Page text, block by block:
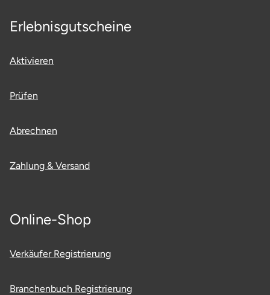
Erlebnisgutscheine
Aktivieren
Prüfen
Abrechnen
Zahlung & Versand
Online-Shop
Verkäufer Registrierung
Branchenbuch Registrierung
Plön
Potsdam
Potsdam-Mittelmark
Rheine